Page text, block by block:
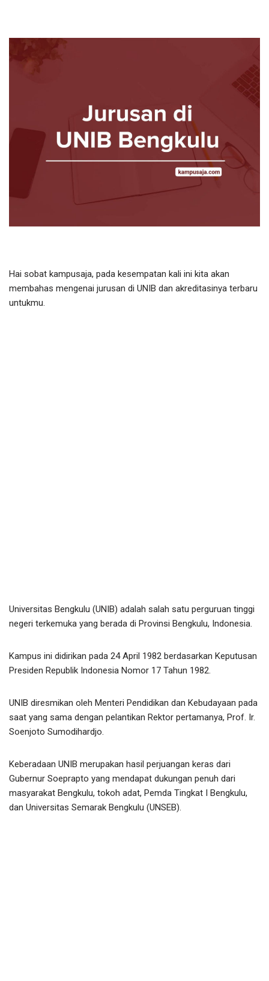
Hai sobat kampusaja, pada kesempatan kali ini kita akan
membahas mengenai jurusan di UNIB dan akreditasinya terbaru
untukmu.
Universitas Bengkulu (UNIB) adalah salah satu perguruan tinggi
negeri terkemuka yang berada di Provinsi Bengkulu, Indonesia.
Kampus ini didirikan pada 24 April 1982 berdasarkan Keputusan
Presiden Republik Indonesia Nomor 17 Tahun 1982.
UNIB diresmikan oleh Menteri Pendidikan dan Kebudayaan pada
saat yang sama dengan pelantikan Rektor pertamanya, Prof. Ir.
Soenjoto Sumodihardjo.
Keberadaan UNIB merupakan hasil perjuangan keras dari
Gubernur Soeprapto yang mendapat dukungan penuh dari
masyarakat Bengkulu, tokoh adat, Pemda Tingkat I Bengkulu,
dan Universitas Semarak Bengkulu (UNSEB).